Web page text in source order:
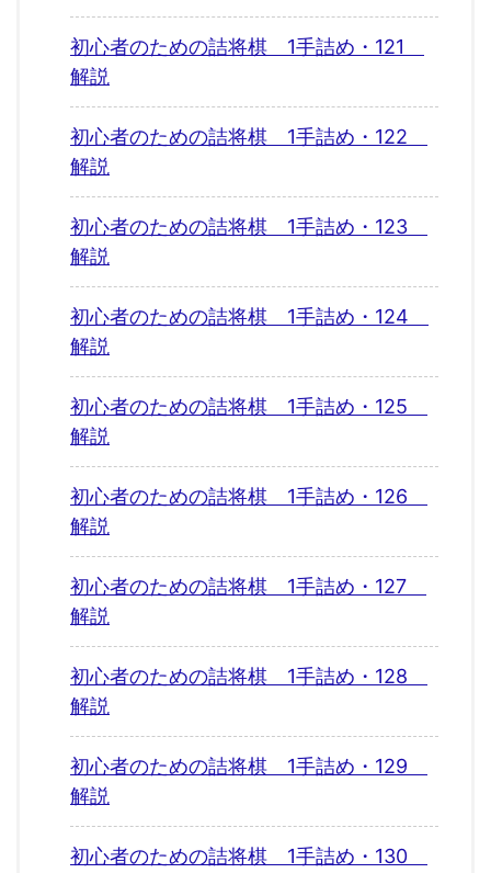
初心者のための詰将棋 1手詰め・121
解説
初心者のための詰将棋 1手詰め・122
解説
初心者のための詰将棋 1手詰め・123
解説
初心者のための詰将棋 1手詰め・124
解説
初心者のための詰将棋 1手詰め・125
解説
初心者のための詰将棋 1手詰め・126
解説
初心者のための詰将棋 1手詰め・127
解説
初心者のための詰将棋 1手詰め・128
解説
初心者のための詰将棋 1手詰め・129
解説
初心者のための詰将棋 1手詰め・130